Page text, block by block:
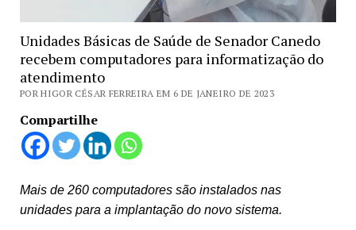
Unidades Básicas de Saúde de Senador Canedo
recebem computadores para informatização do
atendimento
POR HIGOR CÉSAR FERREIRA EM 6 DE JANEIRO DE 2023
Compartilhe
Mais de 260 computadores são instalados nas
unidades para a implantação do novo sistema.